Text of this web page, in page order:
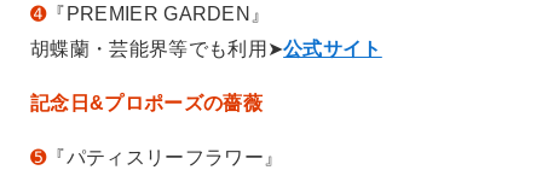
➍『PREMIER GARDEN』
胡蝶蘭・芸能界等でも利用➤公式サイト
記念日&プロポーズの薔薇
➎『パティスリーフラワー』